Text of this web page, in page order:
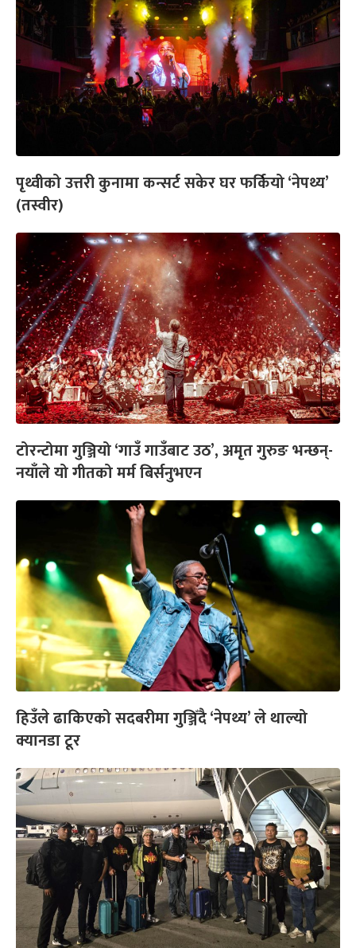
पृथ्वीको उत्तरी कुनामा कन्सर्ट सकेर घर फर्कियो ‘नेपथ्य’
(तस्वीर)
टोरन्टोमा गुञ्जियो ‘गाउँ गाउँबाट उठ’, अमृत गुरुङ भन्छन्-
नयाँले यो गीतको मर्म बिर्सनुभएन
हिउँले ढाकिएको सदबरीमा गुञ्जिँदै ‘नेपथ्य’ ले थाल्यो
क्यानडा टूर